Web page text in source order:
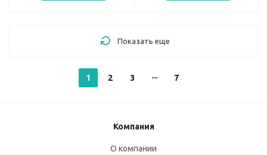
Показать еще
1 2 3 7
Компания
О компании